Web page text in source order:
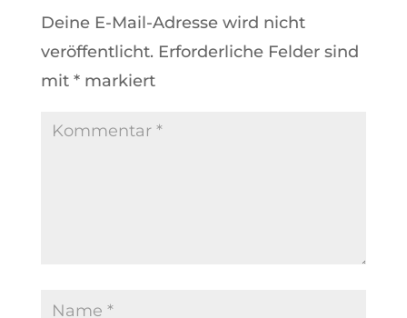
Deine E-Mail-Adresse wird nicht
veröffentlicht. Erforderliche Felder sind
mit *markiert